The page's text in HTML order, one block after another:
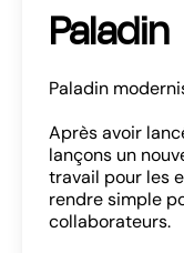
Paladin
Paladin
Après avoir
lançons un
travail pour les
rendre simple
collaborateurs.